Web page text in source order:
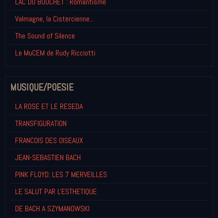
Valmagne, la Cistercienne...
The Sound of Silence
Le MuCEM de Rudy Ricciotti
MUSIQUE/POESIE
LA ROSE ET LE RESEDA
TRANSFIGURATION
FRANCOIS DES OISEAUX
JEAN-SEBASTIEN BACH
PINK FLOYD: LES 7 MERVEILLES
LE SALUT PAR L'ESTHETIQUE
DE BACH A SZYMANOWSKI